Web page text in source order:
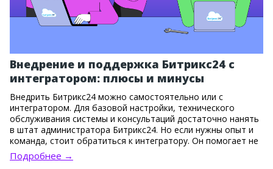
Внедрение и поддержка Битрикс24 с
интегратором: плюсы и минусы
Внедрить Битрикс24 можно самостоятельно или с
интегратором. Для базовой настройки, технического
обслуживания системы и консультаций достаточно нанять
в штат администратора Битрикс24. Но если нужны опыт и
команда, стоит обратиться к интегратору. Он помогает не
только установить систему, но и правильно выстроить
бизнес-процессы, настроить сложные связки инструментов
Подробнее →